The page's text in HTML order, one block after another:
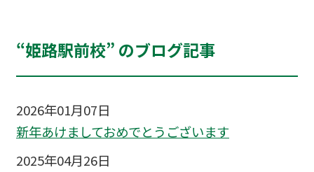
“姫路駅前校” のブログ記事
2026年01月07日
新年あけましておめでとうございます
2025年04月26日